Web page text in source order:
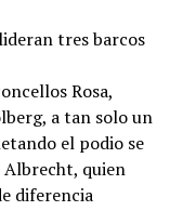
tres barcos
Rosa,
a tan solo un
el podio se
quien
diferencia